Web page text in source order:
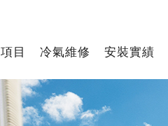
目 冷氣維修 安裝實績